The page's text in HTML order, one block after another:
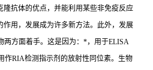
隆抗体的优点，并能利用某些非免疫反应
作用，发展成为许多新方法。此外，发展
方面着手。这是因为： *，用于ELISA
作RIA检测指示剂的放射性同位素。生物